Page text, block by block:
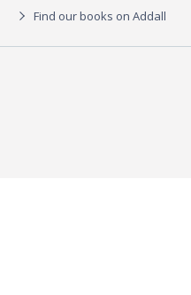
Find our books on Addall